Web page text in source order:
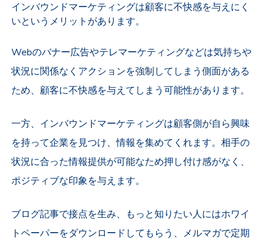
インバウンドマーケティングは顧客に不快感を与えにく
いというメリットがあります。
Webのバナー広告やテレマーケティングなどは気持ちや
状況に関係なくアクションを強制してしまう側面がある
ため、顧客に不快感を与えてしまう可能性があります。
一方、インバウンドマーケティングは顧客側が自ら興味
を持って企業を見つけ、情報を集めてくれます。相手の
状況に合った情報提供が可能なため押し付け感がなく、
ポジティブな印象を与えます。
ブログ記事で接点を生み、もっと知りたい人にはホワイ
トペーパーをダウンロードしてもらう、メルマガで定期